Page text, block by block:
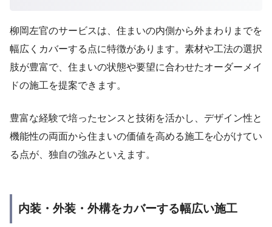
柳岡左官のサービスは、住まいの内側から外まわりまでを
幅広くカバーする点に特徴があります。素材や工法の選択
肢が豊富で、住まいの状態や要望に合わせたオーダーメイ
ドの施工を提案できます。
豊富な経験で培ったセンスと技術を活かし、デザイン性と
機能性の両面から住まいの価値を高める施工を心がけてい
る点が、独自の強みといえます。
内装・外装・外構をカバーする幅広い施工